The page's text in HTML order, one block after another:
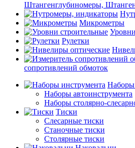
Штангенглубиномеры,
Микрометры
Рулетки
сопротивлений обмоток
Наборы
Наборы автоинструмента
Наборы столярно-
Тиски
Слесарные тиски
Станочные тиски
Столярные тиски